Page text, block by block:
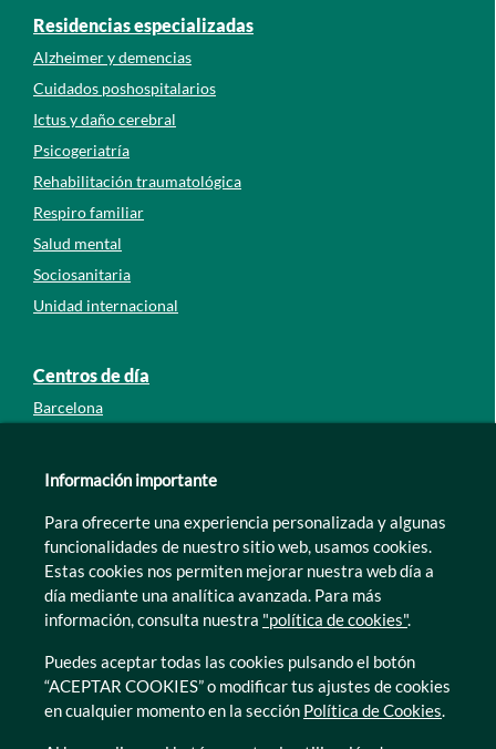
Residencias especializadas
Alzheimer y demencias
Cuidados poshospitalarios
Ictus y daño cerebral
Psicogeriatría
Rehabilitación traumatológica
Respiro familiar
Salud mental
Sociosanitaria
Unidad internacional
Centros de día
Barcelona
León
Murcia
Tarragona
Zamora
Información importante
Para ofrecerte una experiencia personalizada y algunas
funcionalidades de nuestro sitio web, usamos cookies.
Estas cookies nos permiten mejorar nuestra web día a
día mediante una analítica avanzada. Para más
información, consulta nuestra "política de cookies".
Puedes aceptar todas las cookies pulsando el botón
“ACEPTAR COOKIES” o modificar tus ajustes de cookies
en cualquier momento en la sección Política de Cookies.